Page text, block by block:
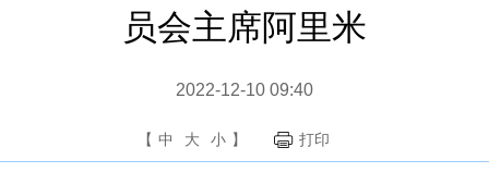
员会主席阿里米
2022-12-10 09:40
【 中 大 小 】 打印